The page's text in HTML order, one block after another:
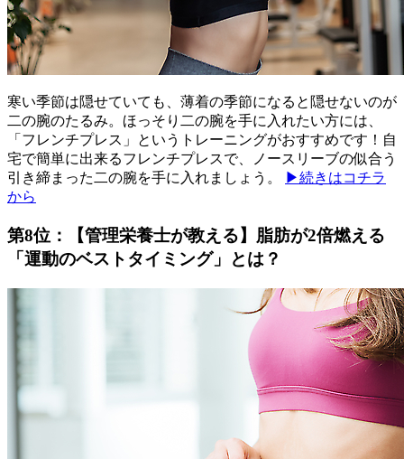
寒い季節は隠せていても、薄着の季節になると隠せないのが
二の腕のたるみ。ほっそり二の腕を手に入れたい方には、
「フレンチプレス」というトレーニングがおすすめです！自
宅で簡単に出来るフレンチプレスで、ノースリーブの似合う
引き締まった二の腕を手に入れましょう。
▶続きはコチラ
から
第8位：【管理栄養士が教える】脂肪が2倍燃える
「運動のベストタイミング」とは？